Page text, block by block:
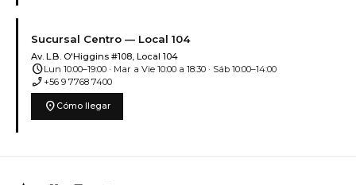
Sucursal Centro — Local 104
Av. L.B. O'Higgins #108, Local 104
scheduleLun 10:00–19:00 · Mar a Vie 10:00 a 18:30 · Sáb 10:00–14:00
phone_enabled +56 9 7768 7400
location_on Cómo llegar